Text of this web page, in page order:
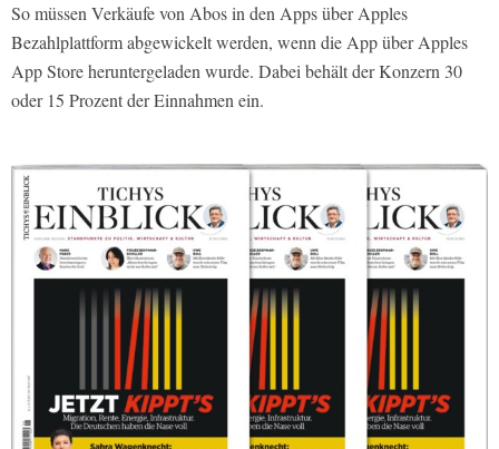
So müssen Verkäufe von Abos in den Apps über Apples
Bezahlplattform abgewickelt werden, wenn die App über Apples
App Store heruntergeladen wurde. Dabei behält der Konzern 30
oder 15 Prozent der Einnahmen ein.